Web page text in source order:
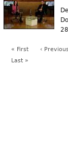
« First ‹ Previous
Last »